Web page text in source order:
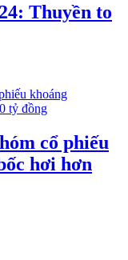
Thuyền to
cổ phiếu
hơi hơn